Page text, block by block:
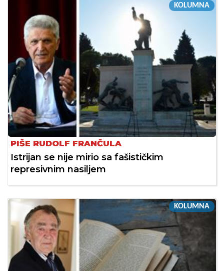
KOLUMNA
PIŠE RUDOLF FRANČULA
Istrijan se nije mirio sa fašističkim
represivnim nasiljem
KOLUMNA